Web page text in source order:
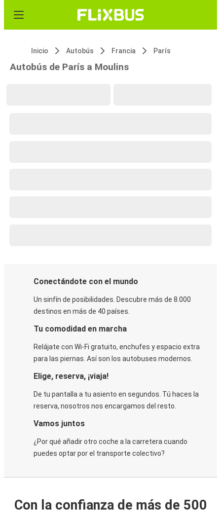
Inicio Autobús Francia París
Autobús de París a Moulins
Conectándote con el mundo
Un sinfín de posibilidades. Descubre más de 8.000
destinos en más de 40 países.
Tu comodidad en marcha
Relájate con Wi-Fi gratuito, enchufes y espacio extra
para las piernas. Así son los autobuses modernos.
Elige, reserva, ¡viaja!
De tu pantalla a tu asiento en segundos. Tú haces la
reserva, nosotros nos encargamos del resto.
Vamos juntos
¿Por qué añadir otro coche a la carretera cuando
puedes optar por el transporte colectivo?
Con la confianza de más de 500